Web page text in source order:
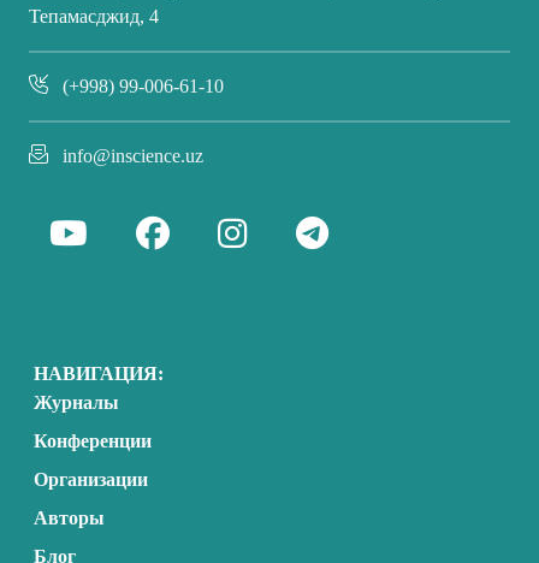
Тепамасджид, 4
(+998) 99-006-61-10
info@inscience.uz
НАВИГАЦИЯ:
Журналы
Конференции
Организации
Авторы
Блог